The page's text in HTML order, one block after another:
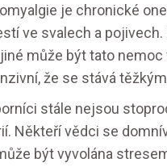
je chronické
ve svalech a
může být tato
že se stává
stále nejsou
Někteří vědci se
být vyvolána